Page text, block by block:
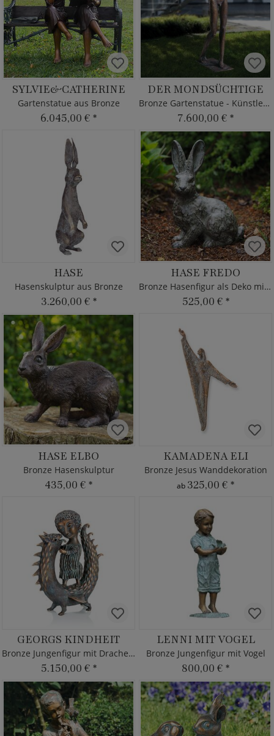
SYLVIE&CATHERINE
Gartenstatue aus Bronze
6.045,00 € *
DER MONDSÜCHTIGE
Bronze Gartenstatue - Künstleredition
7.600,00 € *
HASE
Hasenskulptur aus Bronze
3.260,00 € *
HASE FREDO
Bronze Hasenfigur als Deko mit Patina
525,00 € *
HASE ELBO
Bronze Hasenskulptur
435,00 € *
KAMADENA ELI
Bronze Jesus Wanddekoration
ab 325,00 € *
GEORGS KINDHEIT
Bronze Jungenfigur mit Drachen - limitiert
5.150,00 € *
LENNI MIT VOGEL
Bronze Jungenfigur mit Vogel
800,00 € *